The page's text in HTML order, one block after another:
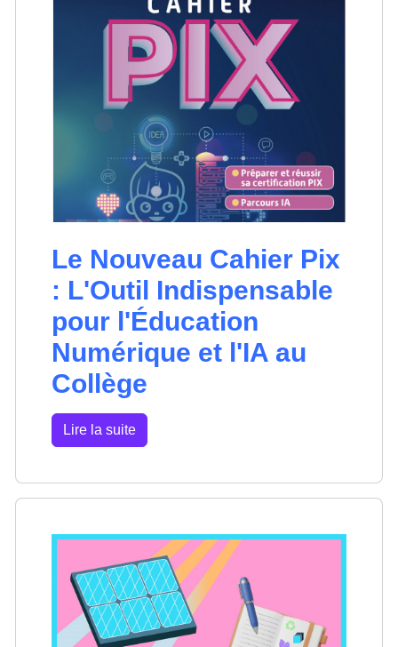
Le Nouveau Cahier Pix
: L'Outil Indispensable
pour l'Éducation
Numérique et l'IA au
Collège
Lire la suite